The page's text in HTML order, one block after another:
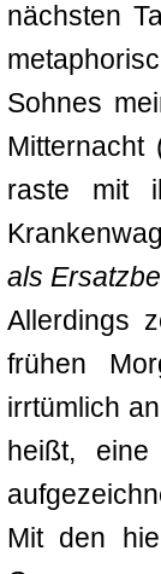
nächsten
Sohnes
Mitternacht
raste mit
als
Allerdings
frühen
irrtümlich
heißt,
Mit den